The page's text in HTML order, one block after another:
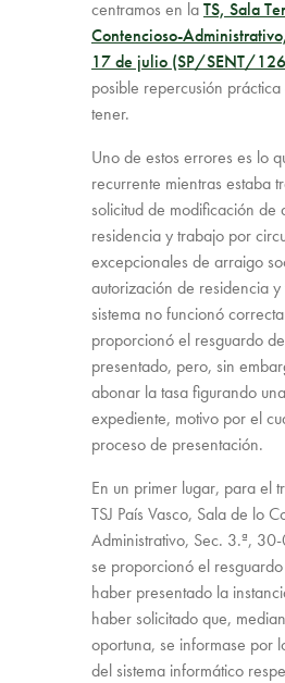
centramos en laTS, Sala
Contencioso-
17 de julio (SP/SENT/
posible repercusión
tener.
Uno de estos errores es lo
recurrente mientras estaba
solicitud de modificación de
residencia y trabajo por
excepcionales de arraigo
autorización de residencia
sistema no funcionó
proporcionó el resguardo
presentado, pero, sin
abonar la tasa figurando
expediente, motivo por el
proceso de presentación.
En un primer lugar, para el
TSJ País Vasco, Sala de lo
Administrativo, Sec. 3.ª,
se proporcionó el
haber presentado la
haber solicitado que,
oportuna, se informase por
del sistema informático